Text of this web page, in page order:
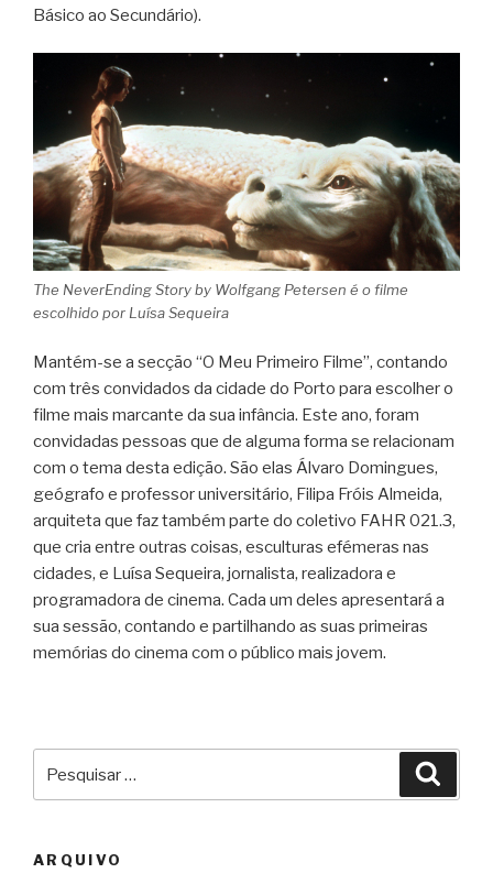
Básico ao Secundário).
The NeverEnding Story by Wolfgang Petersen é o filme
escolhido por Luísa Sequeira
Mantém-se a secção “O Meu Primeiro Filme”, contando
com três convidados da cidade do Porto para escolher o
filme mais marcante da sua infância. Este ano, foram
convidadas pessoas que de alguma forma se relacionam
com o tema desta edição. São elas Álvaro Domingues,
geógrafo e professor universitário, Filipa Fróis Almeida,
arquiteta que faz também parte do coletivo FAHR 021.3,
que cria entre outras coisas, esculturas efémeras nas
cidades, e Luísa Sequeira, jornalista, realizadora e
programadora de cinema. Cada um deles apresentará a
sua sessão, contando e partilhando as suas primeiras
memórias do cinema com o público mais jovem.
por:
ARQUIVO